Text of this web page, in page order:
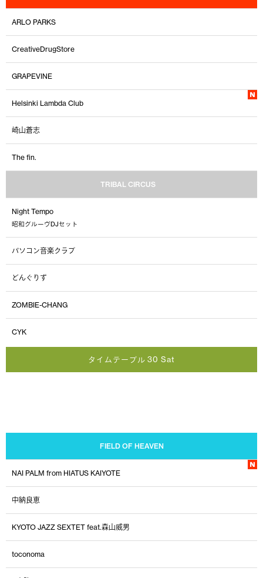
ARLO PARKS
CreativeDrugStore
GRAPEVINE
Helsinki Lambda Club
崎山蒼志
The fin.
TRIBAL CIRCUS
Night Tempo
昭和グルーヴDJセット
パソコン音楽クラブ
どんぐりず
ZOMBIE-CHANG
CYK
タイムテーブル 30 Sat
FIELD OF HEAVEN
NAI PALM from HIATUS KAIYOTE
中納良恵
KYOTO JAZZ SEXTET feat.森山威男
toconoma